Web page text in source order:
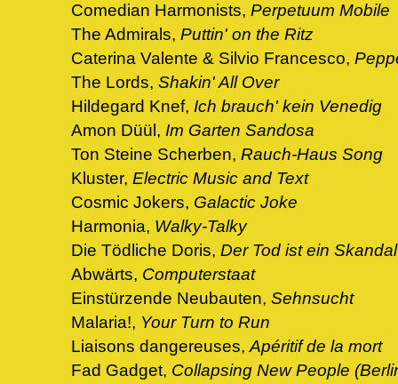
Comedian Harmonists, Perpetuum Mobile
The Admirals, Puttin' on the Ritz
Caterina Valente & Silvio Francesco,
The Lords, Shakin' All Over
Hildegard Knef, Ich brauch' kein Venedig
Amon Düül, Im Garten Sandosa
Ton Steine Scherben, Rauch-Haus Song
Kluster, Electric Music and Text
Cosmic Jokers, Galactic Joke
Harmonia, Walky-Talky
Die Tödliche Doris, Der Tod ist ein Skandal
Abwärts, Computerstaat
Einstürzende Neubauten, Sehnsucht
Malaria!, Your Turn to Run
Liaisons dangereuses, Apéritif de la mort
Fad Gadget, Collapsing New People